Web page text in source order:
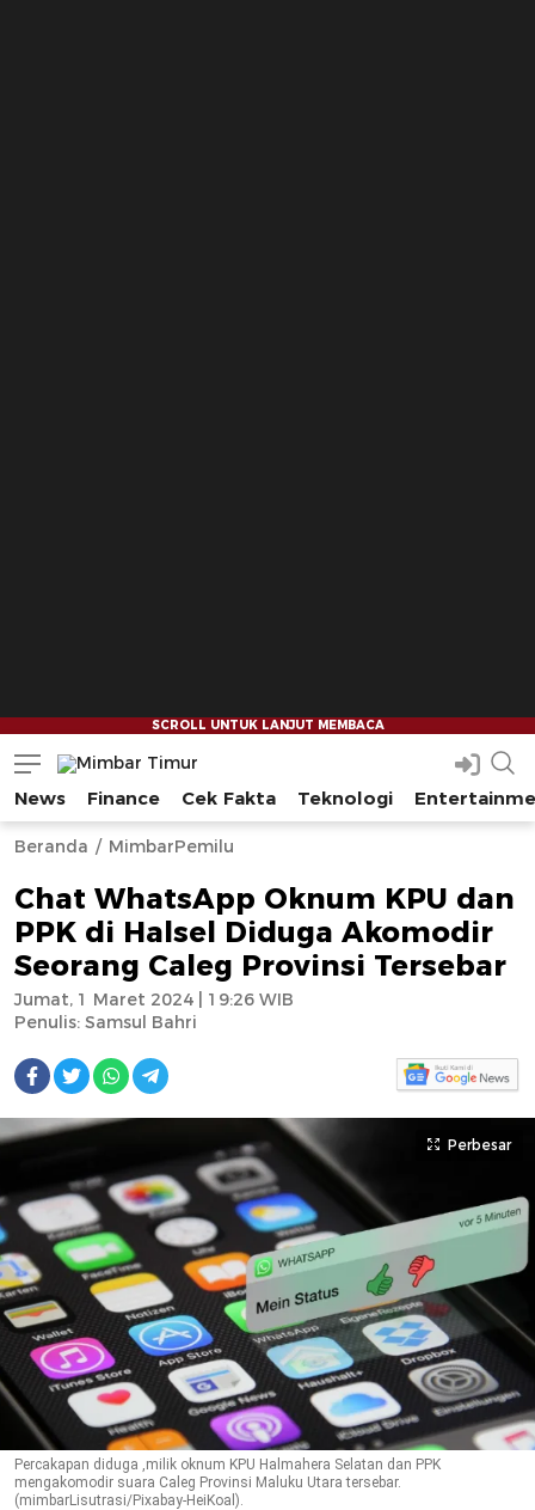
Mimbar Timur
Media Berjaringan Indonesia Timur
News Finance Cek Fakta Teknologi
Beranda MimbarPemilu
Chat WhatsApp Oknum KPU dan
PPK di Halsel Diduga Akomodir
Seorang Caleg Provinsi Tersebar
Penulis: Samsul Bahri
Jumat, 1 Maret 2024 | 19:26 WIB
Perbesar
Percakapan diduga ,milik oknum KPU Halmahera Selatan dan PPK
mengakomodir suara Caleg Provinsi Maluku Utara tersebar.
(mimbarLisutrasi/Pixabay-HeiKoal).
--
--